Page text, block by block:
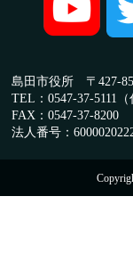
島田市役所 〒427-
TEL：0547-37-5111（
FAX：0547-37-8200
法人番号：